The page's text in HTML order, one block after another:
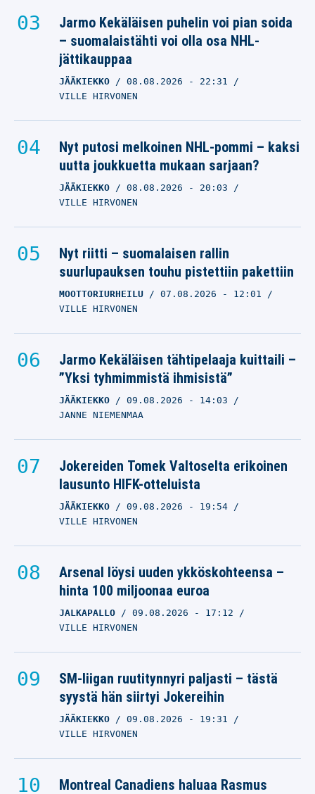
Jarmo Kekäläisen puhelin voi pian soida
– suomalaistähti voi olla osa NHL-
jättikauppaa
JÄÄKIEKKO 08.08.2026 - 22:31
VILLE HIRVONEN
Nyt putosi melkoinen NHL-pommi – kaksi
uutta joukkuetta mukaan sarjaan?
JÄÄKIEKKO 08.08.2026 - 20:03
VILLE HIRVONEN
Nyt riitti – suomalaisen rallin
suurlupauksen touhu pistettiin pakettiin
MOOTTORIURHEILU 07.08.2026 - 12:01
VILLE HIRVONEN
Jarmo Kekäläisen tähtipelaaja kuittaili –
”Yksi tyhmimmistä ihmisistä”
JÄÄKIEKKO 09.08.2026 - 14:03
JANNE NIEMENMAA
Jokereiden Tomek Valtoselta erikoinen
lausunto HIFK-otteluista
JÄÄKIEKKO 09.08.2026 - 19:54
VILLE HIRVONEN
Arsenal löysi uuden ykköskohteensa –
hinta 100 miljoonaa euroa
JALKAPALLO 09.08.2026 - 17:12
VILLE HIRVONEN
SM-liigan ruutitynnyri paljasti – tästä
syystä hän siirtyi Jokereihin
JÄÄKIEKKO 09.08.2026 - 19:31
VILLE HIRVONEN
Montreal Canadiens haluaa Rasmus